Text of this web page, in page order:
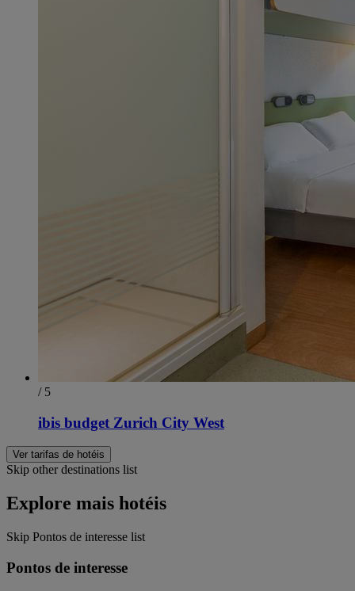
/ 5
ibis budget Zurich City West
Ver tarifas de hotéis
Skip other destinations list
Explore mais hotéis
Skip Pontos de interesse list
Pontos de interesse